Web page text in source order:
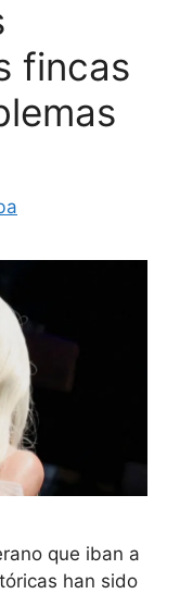
fincas
que iban a
han sido